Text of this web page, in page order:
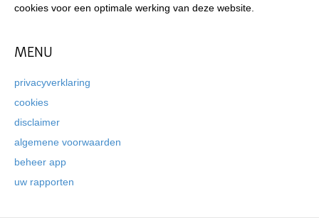
cookies voor een optimale werking van deze website.
MENU
privacyverklaring
cookies
disclaimer
algemene voorwaarden
beheer app
uw rapporten